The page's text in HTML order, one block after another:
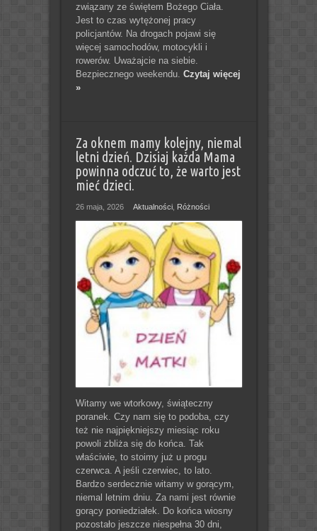
związany ze świętem Bożego Ciała.
Jest to czas wytężonej pracy
policjantów. Na drogach pojawi się
więcej samochodów, motocykli i
rowerów. Uważajcie na siebie.
Bezpiecznego weekendu. Czytaj więcej
»
Za oknem mamy kolejny, niemal
letni dzień. Dzisiaj każda Mama
powinna odczuć to, że warto jest
mieć dzieci.
26 maja, 2026 Aktualności, Różności
Witamy we wtorkowy, świąteczny
poranek. Czy nam się to podoba, czy
też nie najpiękniejszy miesiąc roku
powoli zbliża się do końca. Tak
właściwie, to stoimy już u progu
czerwca. A jeśli czerwiec, to lato.
Bardzo serdecznie witamy w gorącym,
niemal letnim dniu. Za nami jest równie
gorący poniedziałek. Do końca wiosny
pozostało jeszcze niespełna 30 dni,